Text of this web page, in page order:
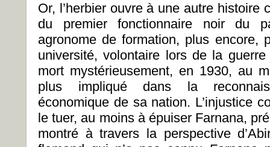
Or, l’herbier ouvre à une autre histoire
du premier fonctionnaire noir du
agronome de formation, plus encore,
université, volontaire lors de la
mort mystérieusement, en 1930, au
plus impliqué dans la
économique de sa nation. L’injustice
le tuer, au moins à épuiser Farnana,
montré à travers la perspective